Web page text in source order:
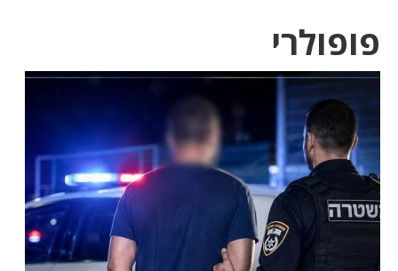
פופולרי